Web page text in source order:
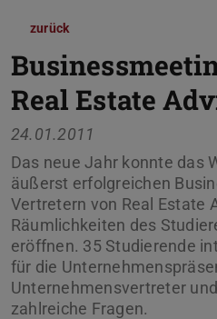
zurück
Real Estate
24.01.2011
Das neue Jahr konnte das
äußerst erfolgreichen
Vertretern von Real Estate
Räumlichkeiten des
eröffnen. 35 Studierende
für die
Unternehmensvertreter
zahlreiche Fragen.